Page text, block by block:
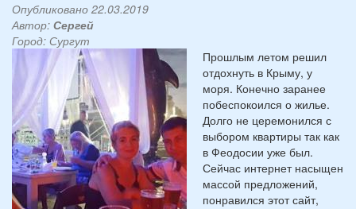
Опубликовано 22.03.2019
Автор: Сергей
Город: Сургут
Прошлым летом решил
отдохнуть в Крыму, у
моря. Конечно заранее
побеспокоился о жилье.
Долго не церемонился с
выбором квартиры так как
в Феодосии уже был.
Сейчас интернет насыщен
массой предложений,
понравился этот сайт,